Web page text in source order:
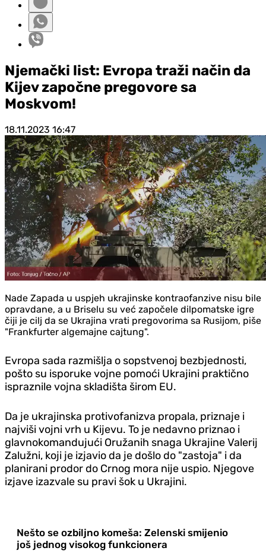
Njemački list: Evropa traži način da
Kijev započne pregovore sa
Moskvom!
18.11.2023 16:47
Nade Zapada u uspjeh ukrajinske kontraofanzive nisu bile
opravdane, a u Briselu su već započele dilpomatske igre
čiji je cilj da se Ukrajina vrati pregovorima sa Rusijom, piše
"Frankfurter algemajne cajtung".
Evropa sada razmišlja o sopstvenoj bezbjednosti,
pošto su isporuke vojne pomoći Ukrajini praktično
ispraznile vojna skladišta širom EU.
Da je ukrajinska protivofanizva propala, priznaje i
najviši vojni vrh u Kijevu. To je nedavno priznao i
glavnokomandujući Oružanih snaga Ukrajine Valerij
Zalužni, koji je izjavio da je došlo do "zastoja" i da
planirani prodor do Crnog mora nije uspio. Njegove
izjave izazvale su pravi šok u Ukrajini.
Nešto se ozbiljno komeša: Zelenski smijenio
još jednog visokog funkcionera